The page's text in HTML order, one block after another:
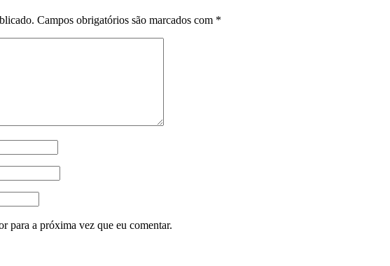
Campos obrigatórios são marcados com *
para a próxima vez que eu comentar.